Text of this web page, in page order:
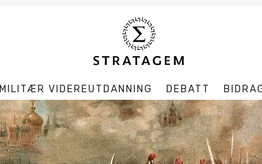
MILITÆR VIDEREUTDANNING DEBATT
Søk
Stratagem